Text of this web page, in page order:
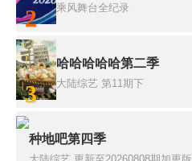
2 乘风舞台全纪录
3
哈哈哈哈哈第二季
大陆综艺 第11期下
种地吧第四季